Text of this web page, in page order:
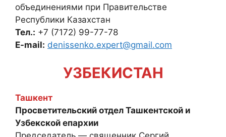
объединениями при Правительстве
Республики Казахстан
Тел.: +7 (7172) 99-77-78
E-mail: denissenko.expert@gmail.com
УЗБЕКИСТАН
Ташкент
Просветительский отдел Ташкентской и
Узбекской епархии